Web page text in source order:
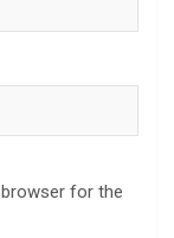
for the